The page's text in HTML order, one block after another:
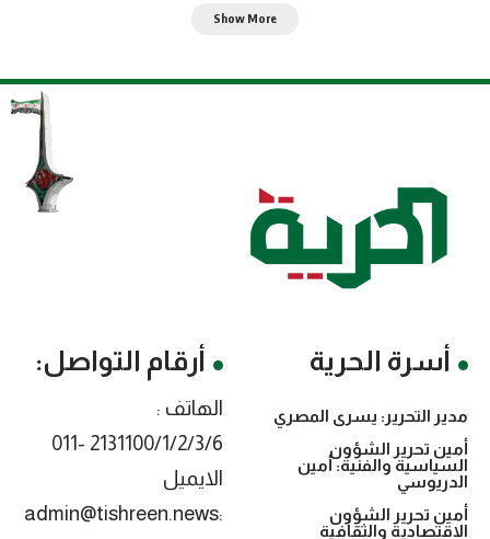
Show More
أسرة الحرية
مدير التحرير: يسرى المصري
أمين تحرير الشؤون
السياسية والفنية: أمين
الدريوسي
أمين تحرير الشؤون
الاقتصادية والثقافية
أرقام التواصل:
الهاتف :
2131100/1/2/3/6 -011
الايميل
:admin@tishreen.news